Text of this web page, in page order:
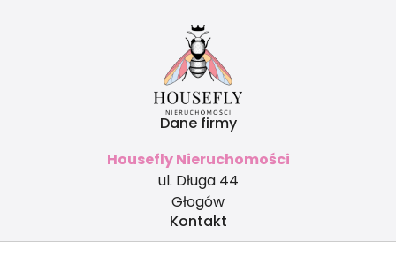
Dane firmy
Housefly Nieruchomości
ul. Długa 44
Głogów
Kontakt